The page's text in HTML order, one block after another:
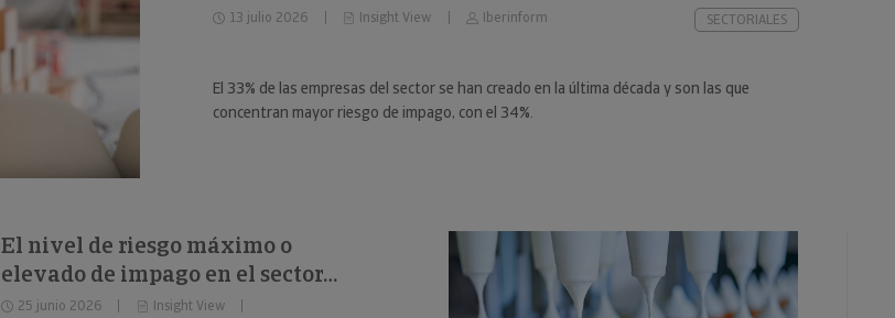
13 julio 2026 Insight View Iberinform SECTORIALES
El 33% de las empresas del sector se han creado en la última década y son las que
concentran mayor riesgo de impago, con el 34%.
El nivel de riesgo máximo o
elevado de impago en el sector
del fitness se sitúa en el 34%
25 junio 2026
Insight View